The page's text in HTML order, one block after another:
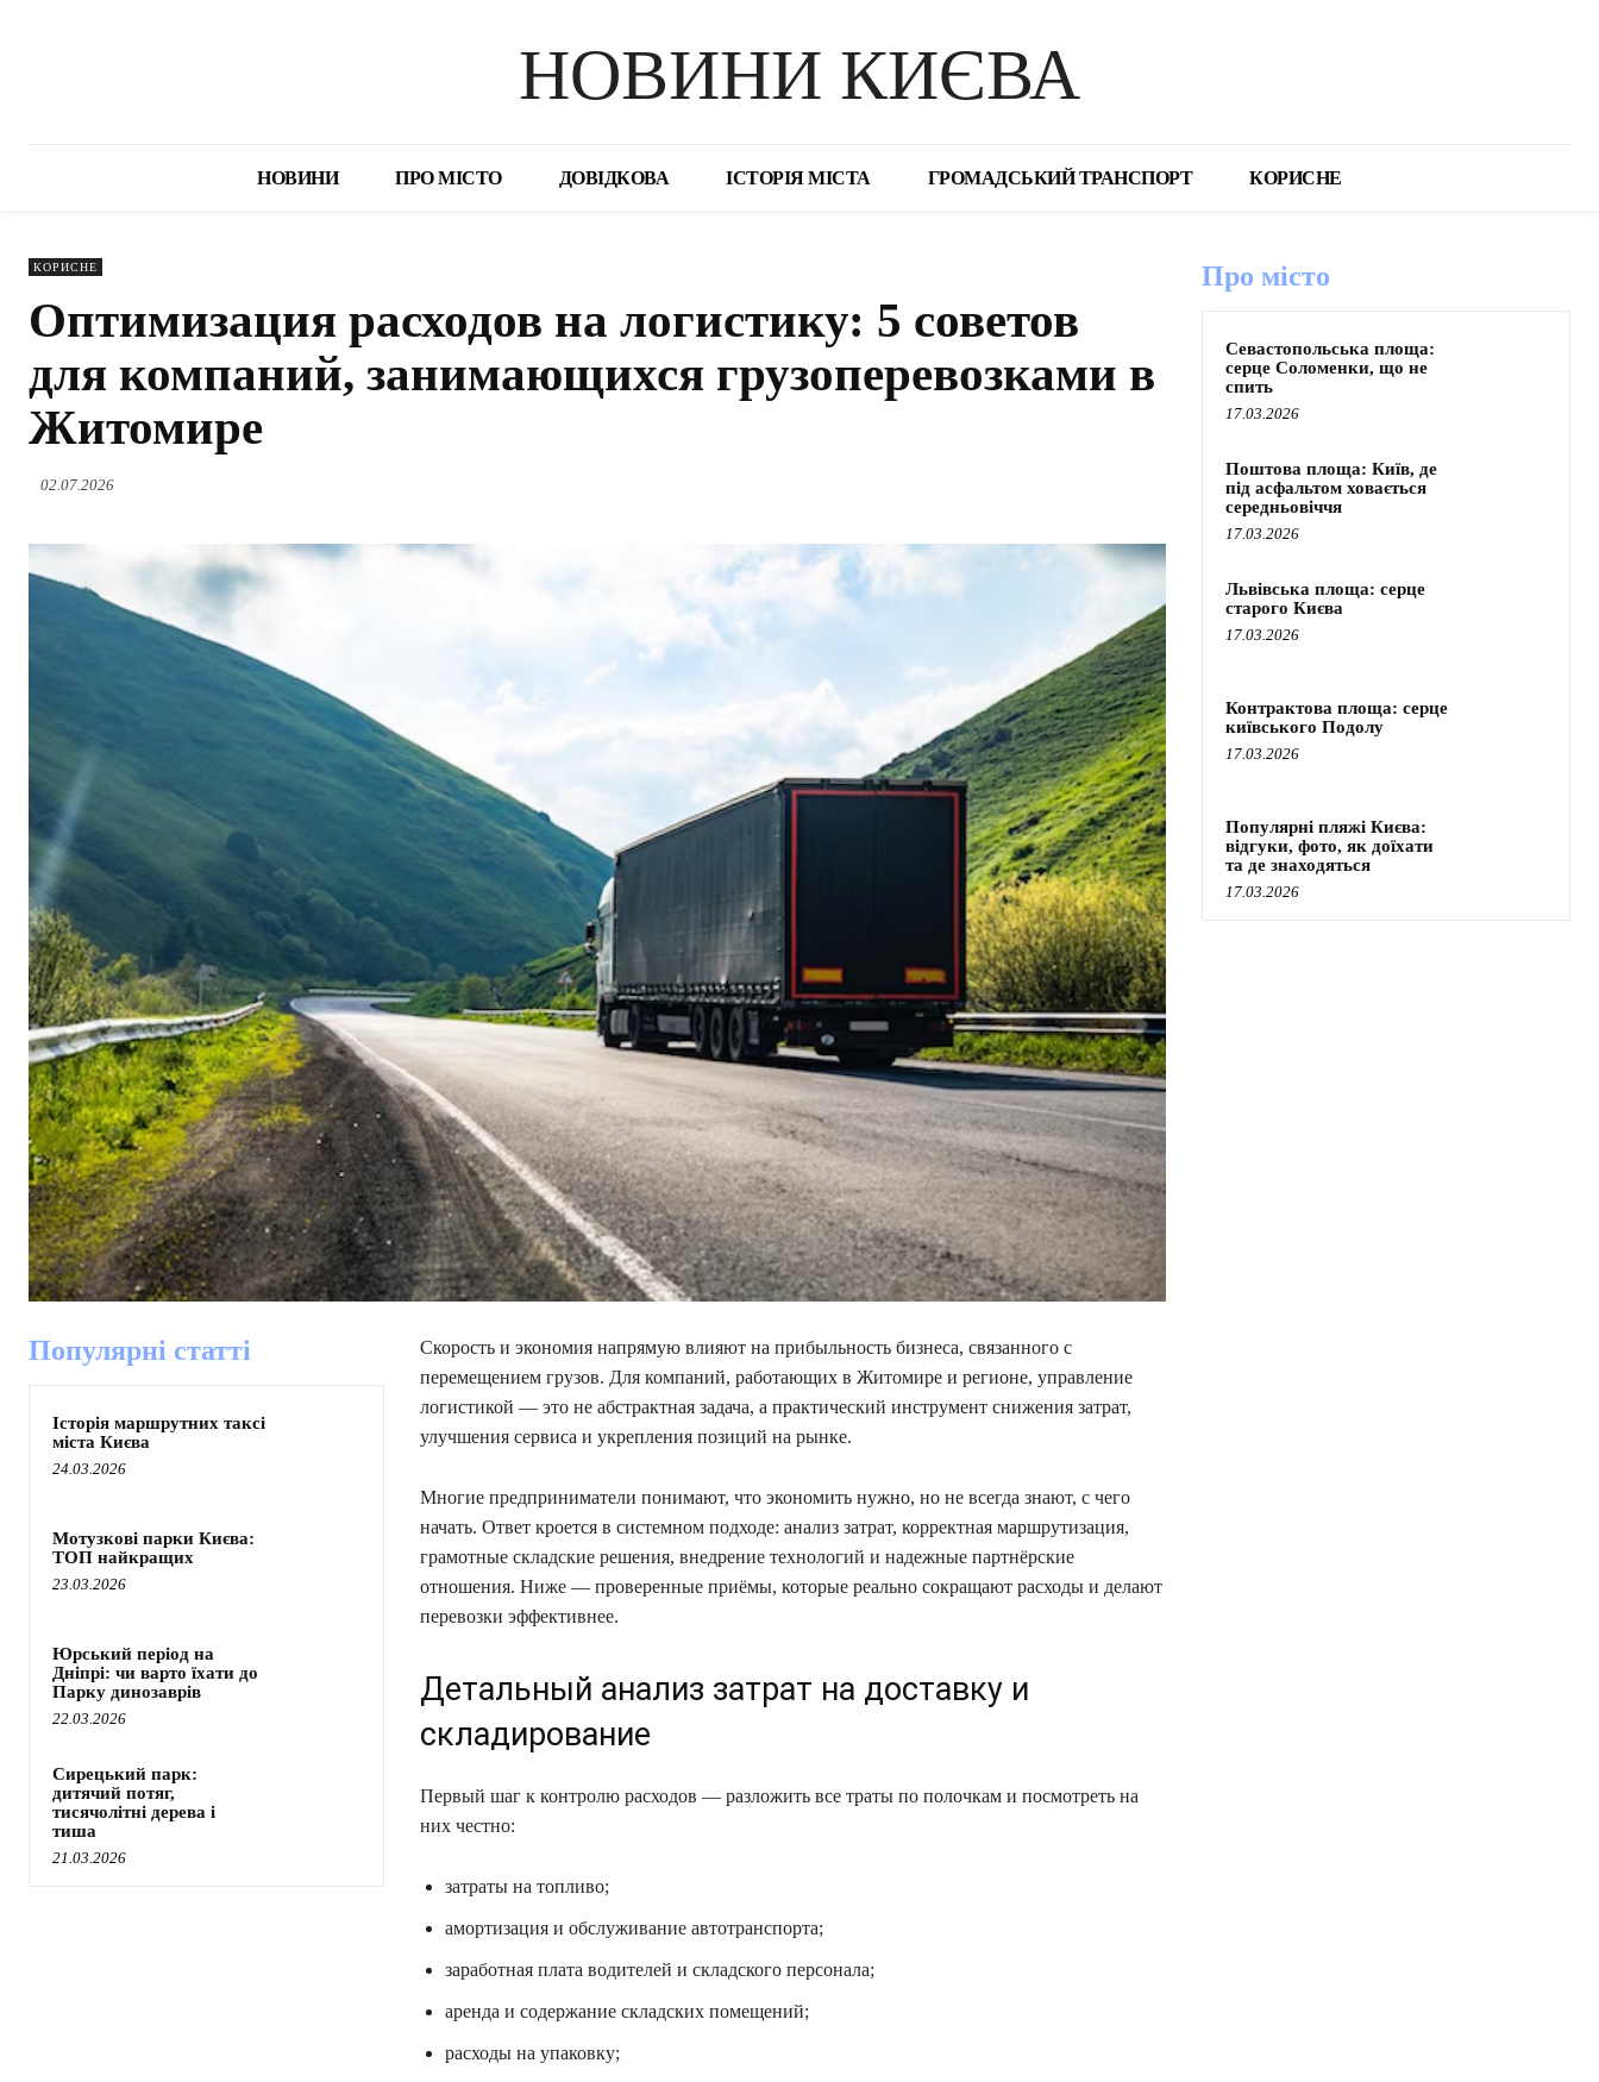
НОВИНИ КИЄВА
НОВИНИ ПРО МІСТО ДОВІДКОВА ІСТОРІЯ МІСТА ГРОМАДСЬКИЙ ТРАНСПОРТ КОРИСНЕ
КОРИСНЕ
Оптимизация расходов на логистику: 5 советов
для компаний, занимающихся грузоперевозками в
Житомире
02.07.2026
Популярні статті
Історія маршрутних таксі
міста Києва
24.03.2026
Мотузкові парки Києва:
ТОП найкращих
23.03.2026
Юрський період на
Дніпрі: чи варто їхати до
Парку динозаврів
22.03.2026
Сирецький парк:
дитячий потяг,
тисячолітні дерева і
тиша
21.03.2026
Скорость и экономия напрямую влияют на прибыльность бизнеса, связанного с
перемещением грузов. Для компаний, работающих в Житомире и регионе, управление
логистикой — это не абстрактная задача, а практический инструмент снижения затрат,
улучшения сервиса и укрепления позиций на рынке.
Многие предприниматели понимают, что экономить нужно, но не всегда знают, с чего
начать. Ответ кроется в системном подходе: анализ затрат, корректная маршрутизация,
грамотные складские решения, внедрение технологий и надежные партнёрские
отношения. Ниже — проверенные приёмы, которые реально сокращают расходы и делают
перевозки эффективнее.
Детальный анализ затрат на доставку и
складирование
Первый шаг к контролю расходов — разложить все траты по полочкам и посмотреть на
них честно:
затраты на топливо;
амортизация и обслуживание автотранспорта;
заработная плата водителей и складского персонала;
аренда и содержание складских помещений;
расходы на упаковку;
Про місто
Севастопольська площа:
серце Соломенки, що не
спить
17.03.2026
Поштова площа: Київ, де
під асфальтом ховається
середньовіччя
17.03.2026
Львівська площа: серце
старого Києва
17.03.2026
Контрактова площа: серце
київського Подолу
17.03.2026
Популярні пляжі Києва:
відгуки, фото, як доїхати
та де знаходяться
17.03.2026